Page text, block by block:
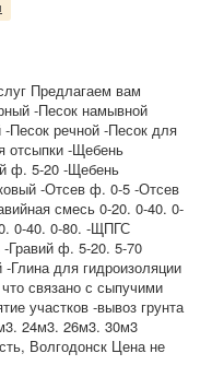
Предлагаем вам
-Песок намывной
Песок речной -Песок для
отсыпки -Щебень
ф. 5-20 -Щебень
-Отсев ф. 0-5 -Отсев
смесь 0-20. 0-40. 0-
0-40. 0-80. -ЩПГС
Гравий ф. 5-20. 5-70
Глина для гидроизоляции
связано с сыпучими
участков -вывоз грунта
24м3. 26м3. 30м3
Волгодонск Цена не